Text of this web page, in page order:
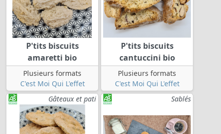
P'tits biscuits
amaretti bio
Plusieurs formats
C'est Moi Qui L'effet
P'tits biscuits
cantuccini bio
Plusieurs formats
C'est Moi Qui L'effet
Gâteaux et pati
Sablés